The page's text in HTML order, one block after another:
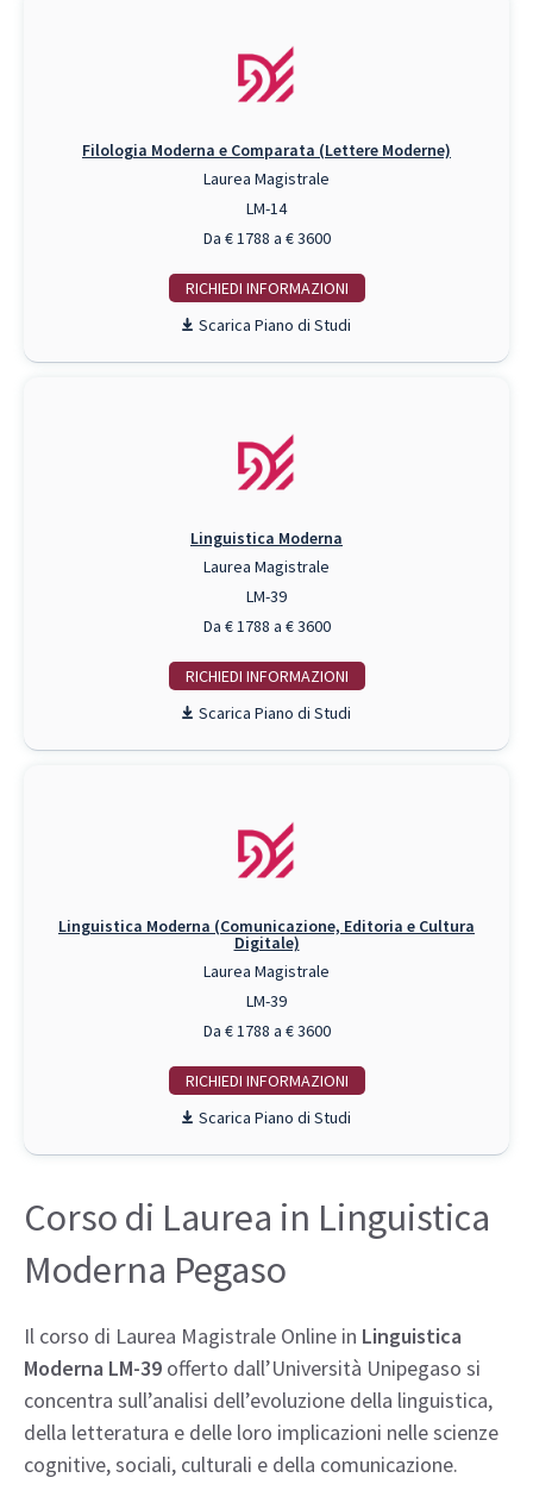
Filologia Moderna e Comparata (Lettere Moderne)
Laurea Magistrale
LM-14
Da € 1788 a € 3600
RICHIEDI INFO
Piano di Studi
Linguistica Moderna
Laurea Magistrale
LM-39
Da € 1788 a € 3600
RICHIEDI INFO
Piano di Studi
Linguistica Moderna (Comunicazione, Editoria e Cultura
Digitale)
Laurea Magistrale
LM-39
Da € 1788 a € 3600
RICHIEDI INFO
Piano di Studi
Corso di Laurea in Linguistica
Moderna Pegaso
Il corso di Laurea Magistrale Online in Linguistica
Moderna LM-39 offerto dall’Università Unipegaso si
concentra sull’analisi dell’evoluzione della linguistica,
della letteratura e delle loro implicazioni nelle scienze
cognitive, sociali, culturali e della comunicazione.